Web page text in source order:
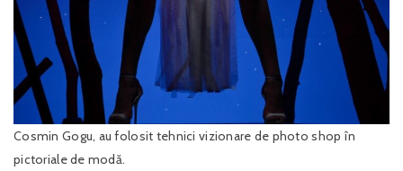
Cosmin Gogu, au folosit tehnici vizionare de photo shop în
pictoriale de modă.